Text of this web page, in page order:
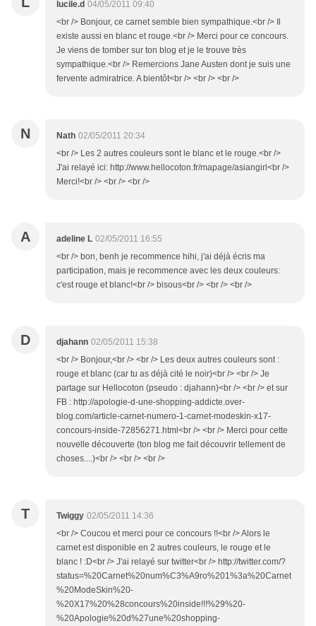
lucile.d 04/05/2011 09:40
<br /> Bonjour, ce carnet semble bien sympathique.<br /> Il
existe aussi en blanc et rouge.<br /> Merci pour ce concours.
Je viens de tomber sur ton blog et je le trouve très
sympathique.<br /> Remercions Jane Austen dont je suis une
fervente admiratrice. A bientôt<br /> <br /> <br />
N Nath 02/05/2011 20:34
<br /> Les 2 autres couleurs sont le blanc et le rouge.<br />
J'ai relayé ici: http://www.hellocoton.fr/mapage/asiangirl<br />
Merci!<br /> <br /> <br />
A adeline L 02/05/2011 16:55
<br /> bon, benh je recommence hihi, j'ai déjà écris ma
participation, mais je recommence avec les deux couleurs:
c'est rouge et blanc!<br /> bisous<br /> <br /> <br />
D djahann 02/05/2011 15:38
<br /> Bonjour,<br /> <br /> Les deux autres couleurs sont :
rouge et blanc (car tu as déjà cité le noir)<br /> <br /> Je
partage sur Hellocoton (pseudo : djahann)<br /> <br /> et sur
FB : http://apologie-d-une-shopping-addicte.over-
blog.com/article-carnet-numero-1-carnet-modeskin-x17-
concours-inside-72856271.html<br /> <br /> Merci pour cette
nouvelle découverte (ton blog me fait découvrir tellement de
choses....)<br /> <br /> <br />
T Twiggy 02/05/2011 14:36
<br /> Coucou et merci pour ce concours !!<br /> Alors le
carnet est disponible en 2 autres couleurs, le rouge et le
blanc ! :D<br /> J'ai relayé sur twitter<br /> http://twitter.com/?
status=%20Carnet%20num%C3%A9ro%201%3a%20Carnet
%20ModeSkin%20-
%20X17%20%28concours%20inside!!!%29%20-
%20Apologie%20d%27une%20shopping-